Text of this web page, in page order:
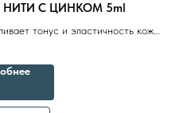
С ЦИНКОМ 5ml
тонус и эластичность кожи,